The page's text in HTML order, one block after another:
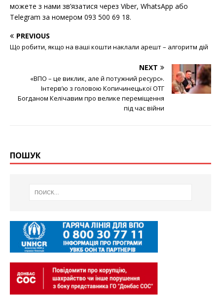
можете з нами зв’язатися через Viber, WhatsApp або
Telegram за номером 093 500 69 18.
PREVIOUS
Що робити, якщо на ваші кошти наклали арешт – алгоритм дій
NEXT
«ВПО – це виклик, але й потужний ресурс».
Інтерв’ю з головою Копичинецької ОТГ
Богданом Келічавим про велике переміщення
під час війни
ПОШУК